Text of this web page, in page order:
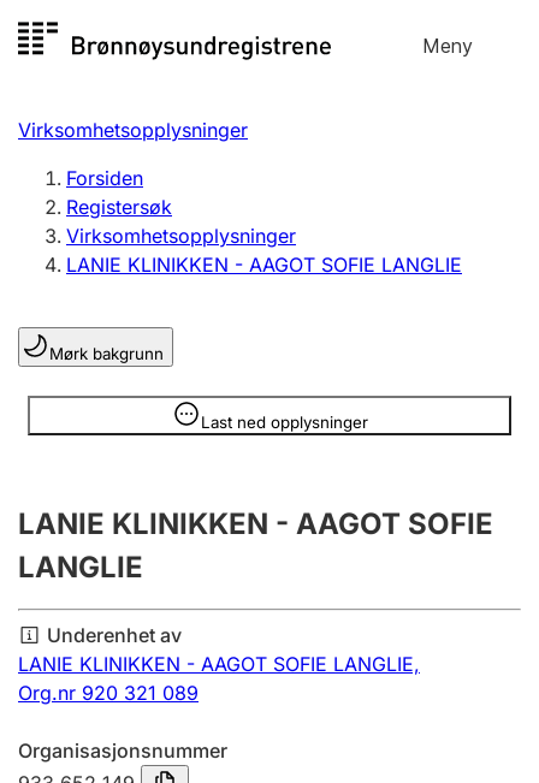
til
Meny
Registersøk
Aksjeselskap
Enkeltpersonforetak
Registrere, endre, slette
Lag og forening
Registrere, endre, slette
Årsregnskap
Innsending og forsinkelsesgebyr
Tinglysing
Virksomhetsopplysninger
Forsiden
Registersøk
Virksomhetsopplysninger
LANIE KLINIKKEN - AAGOT SOFIE LANGLIE
Mørk bakgrunn
Last ned opplysninger
Opplysninger er skjult
LANIE KLINIKKEN - AAGOT SOFIE
LANGLIE
Underenhet av
LANIE KLINIKKEN - AAGOT SOFIE LANGLIE,
Org.nr 920 321 089
Organisasjonsnummer